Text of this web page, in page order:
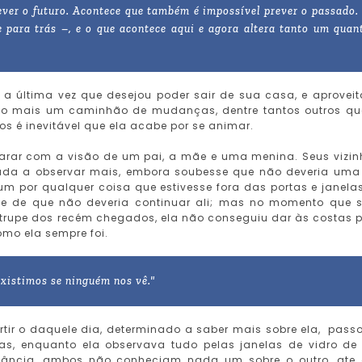
o futuro. Acontece que também é impossível prever o passado.
trás –, e o que acontece aqui e agora altera tanto um
última vez que desejou poder sair de sua casa, e
mais um caminhão de mudanças, dentre tantos outros
é inevitável que ela acabe por se animar.
com a visão de um pai, a mãe e uma menina. Seus
a observar mais, embora soubesse que não deveria uma
por qualquer coisa que estivesse fora das portas e
de que não deveria continuar ali; mas no momento que
dos recém chegados, ela não conseguiu dar às costas
ela sempre foi.
se ninguém nos vê."
o daquele dia, determinado a saber mais sobre ela,
enquanto ela observava tudo pelas janelas de vidro de